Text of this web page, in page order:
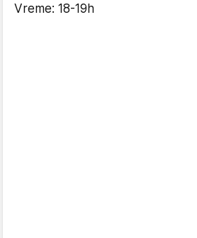
Vreme: 18-19h